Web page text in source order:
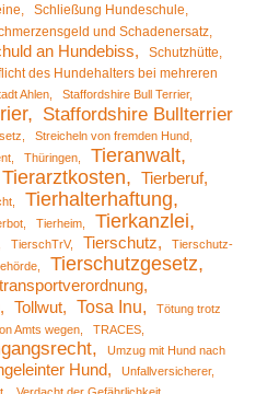
Schließung Hundeschule
und Schadenersatz
an Hundebiss Schutzhütte
des Hundehalters bei mehreren
Ahlen Staffordshire Bull Terrier
Staffordshire Bullterrier
Streicheln von fremden Hund
Thüringen Tieranwalt
Tierarztkosten
Tierberuf
Tierhalterhaftung
Tierheim Tierkanzlei
TierschTrV Tierschutz
Tierschutz-
Tierschutzgesetz
Tollwut Tosa Inu
Tötung trotz
Amts wegen
TRACES
Umzug mit Hund nach
Hund
Unfallversicherer